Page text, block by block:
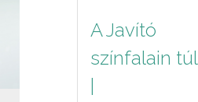
A Javító
színfalain túl